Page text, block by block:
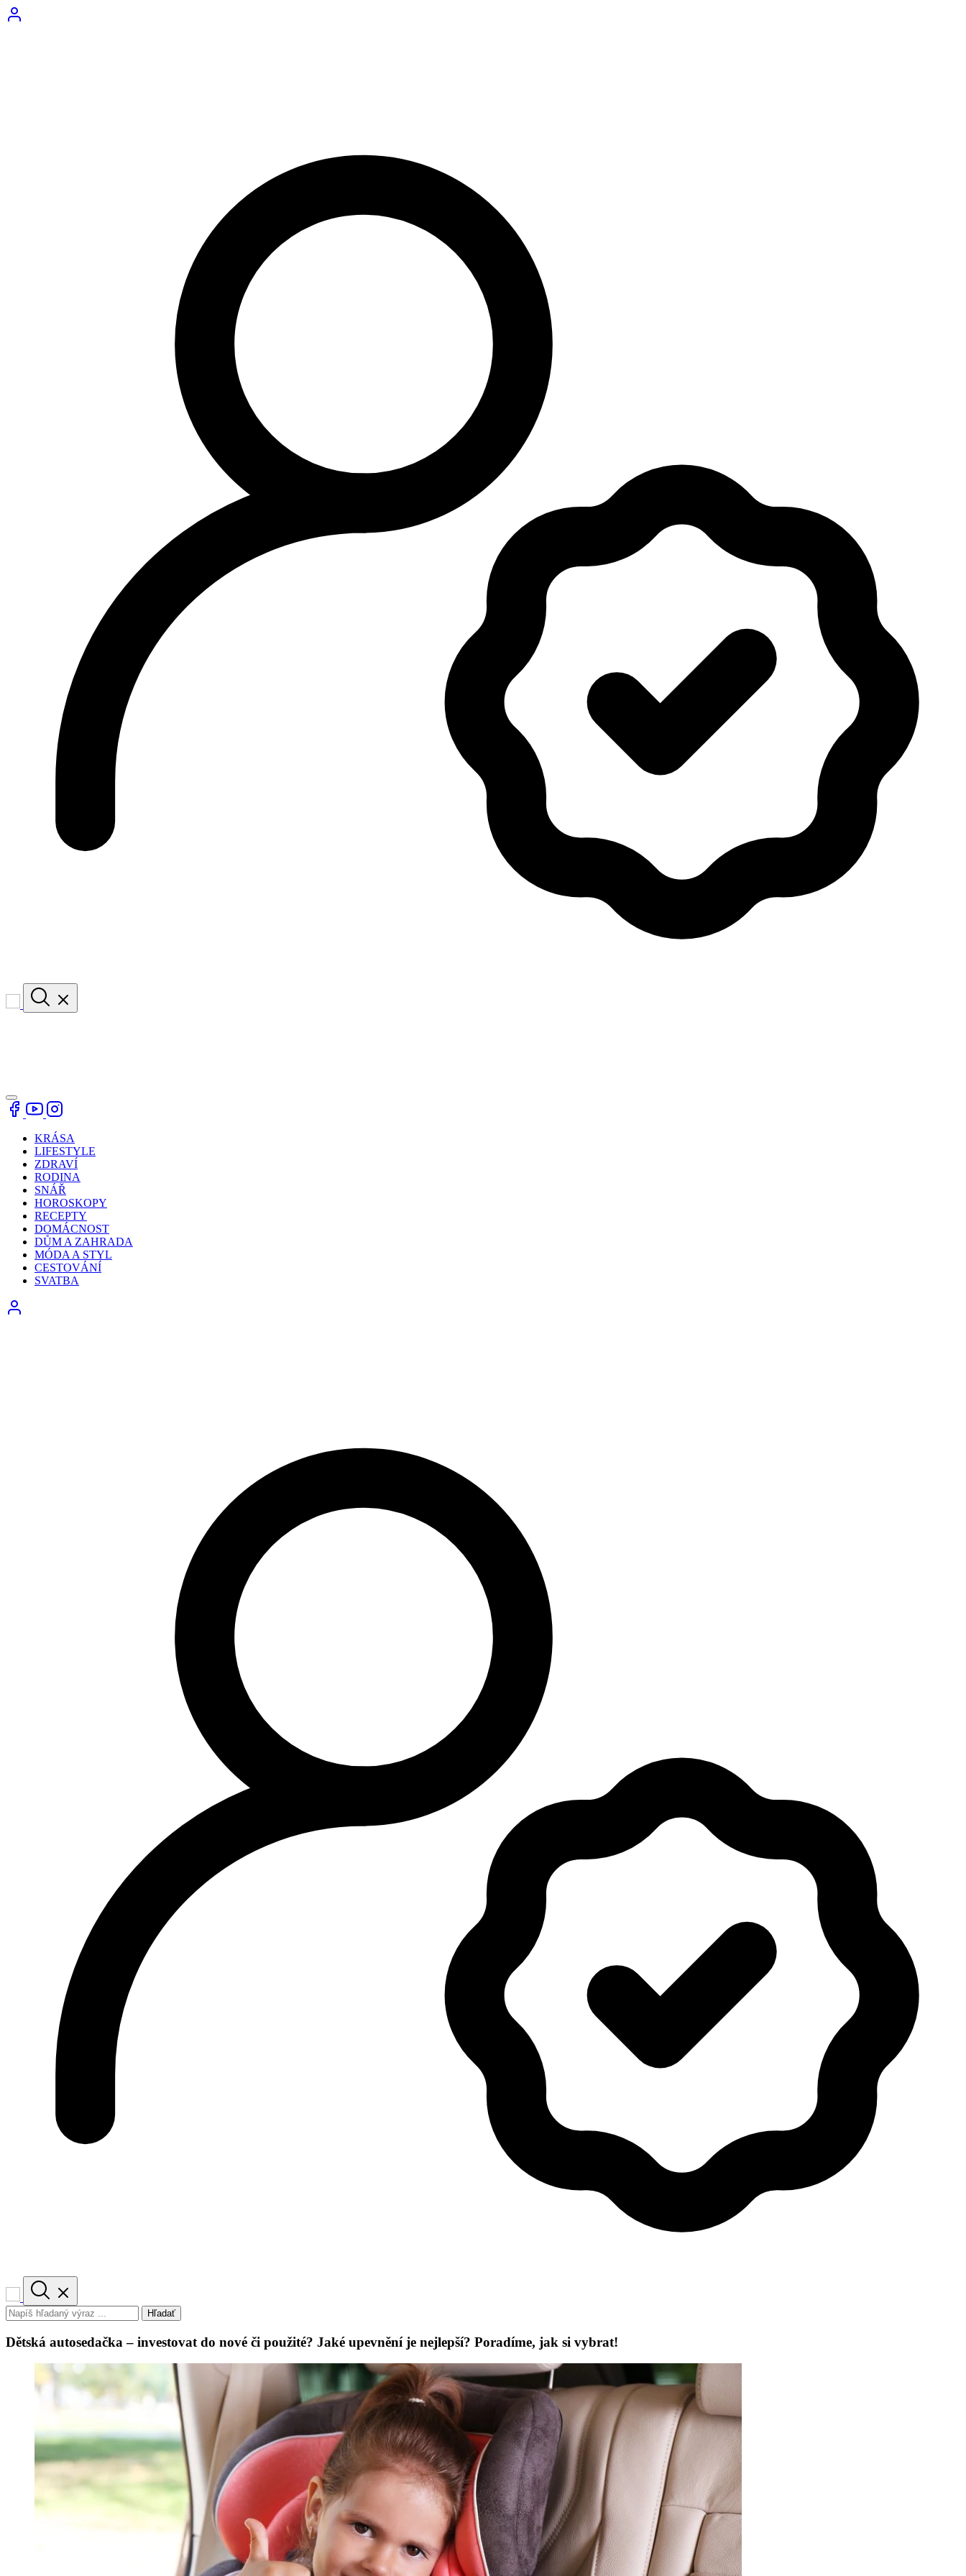
KRÁSA
LIFESTYLE
ZDRAVÍ
RODINA
SNÁŘ
HOROSKOPY
RECEPTY
DOMÁCNOST
DŮM A ZAHRADA
MÓDA A STYL
CESTOVÁNÍ
SVATBA
Hľadať
Dětská autosedačka – investovat do nové či použité? Jaké upevnění je nejlepší? Poradíme, jak si vybrat!